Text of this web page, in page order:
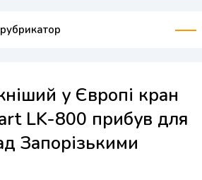
у Європі кран
LK-800 прибув для
Запорізькими